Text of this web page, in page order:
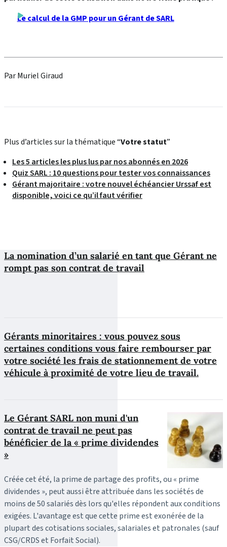
Le calcul de la GMP pour un Gérant de SARL
Par Muriel Giraud
Plus d’articles sur la thématique “Votre statut”
Les 5 articles les plus lus par nos abonnés en 2026
Quiz SARL : 10 questions pour tester vos connaissances
Gérant majoritaire : votre nouvel échéancier Urssaf est
disponible, voici ce qu’il faut vérifier
La nomination d’un salarié en tant que Gérant ne
rompt pas son contrat de travail
Gérants minoritaires : vous pouvez sous
certaines conditions vous faire rembourser par
votre société les frais de stationnement de votre
véhicule à proximité de votre lieu de travail.
Le Gérant SARL non muni d'un
contrat de travail ne peut pas
bénéficier de la « prime dividendes
»
Créée cet été, la prime de partage des profits, ou « prime
dividendes », peut aussi être attribuée dans les sociétés de
moins de 50 salariés dès lors qu'elles répondent aux conditions
exigées. L'avantage est que cette prime est exonérée de la
plupart des cotisations sociales, salariales et patronales (sauf
CSG/CRDS et Forfait Social).